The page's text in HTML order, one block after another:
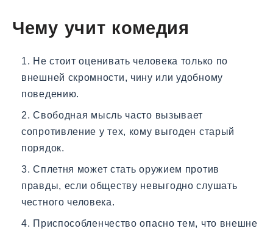
Чему учит комедия
Не стоит оценивать человека только по
внешней скромности, чину или удобному
поведению.
Свободная мысль часто вызывает
сопротивление у тех, кому выгоден старый
порядок.
Сплетня может стать оружием против
правды, если обществу невыгодно слушать
честного человека.
Приспособленчество опасно тем, что внешне